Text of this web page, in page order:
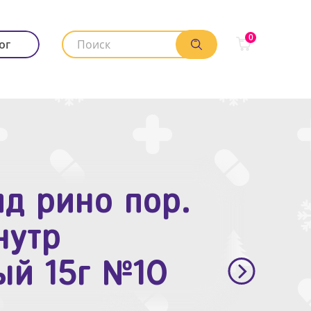
0
рино пор.
15г №10
п.п.о. 10мг